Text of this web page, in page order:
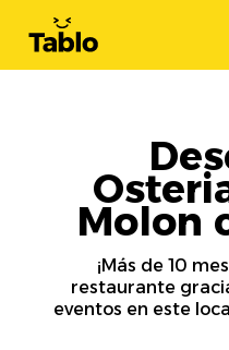
Molon
¡Más de 10
restaurante
eventos en este